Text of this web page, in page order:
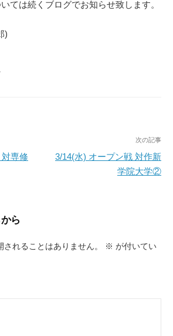
ては続くブログでお知らせ致します。
)
専修
次の記事
3/14(水) オープン戦 対作新
学院大学②
ら
れることはありません。 ※ が付いてい